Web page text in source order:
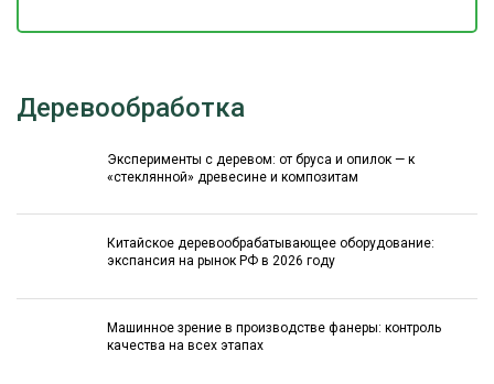
Деревообработка
Эксперименты с деревом: от бруса и опилок — к
«стеклянной» древесине и композитам
Китайское деревообрабатывающее оборудование:
экспансия на рынок РФ в 2026 году
Машинное зрение в производстве фанеры: контроль
качества на всех этапах